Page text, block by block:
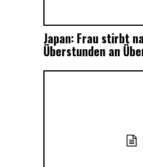
Japan: Frau stirbt
Überstunden an